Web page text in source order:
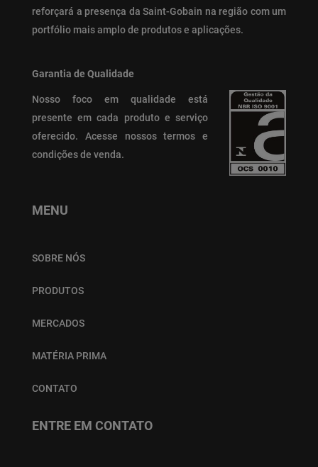
reforçará a presença da Saint-Gobain na região com um
portfólio mais amplo de produtos e aplicações.
Garantia de Qualidade
Nosso foco em qualidade está
presente em cada produto e serviço
oferecido. Acesse nossos termos e
condições de venda.
MENU
SOBRE NÓS
PRODUTOS
MERCADOS
MATÉRIA PRIMA
CONTATO
ENTRE EM CONTATO